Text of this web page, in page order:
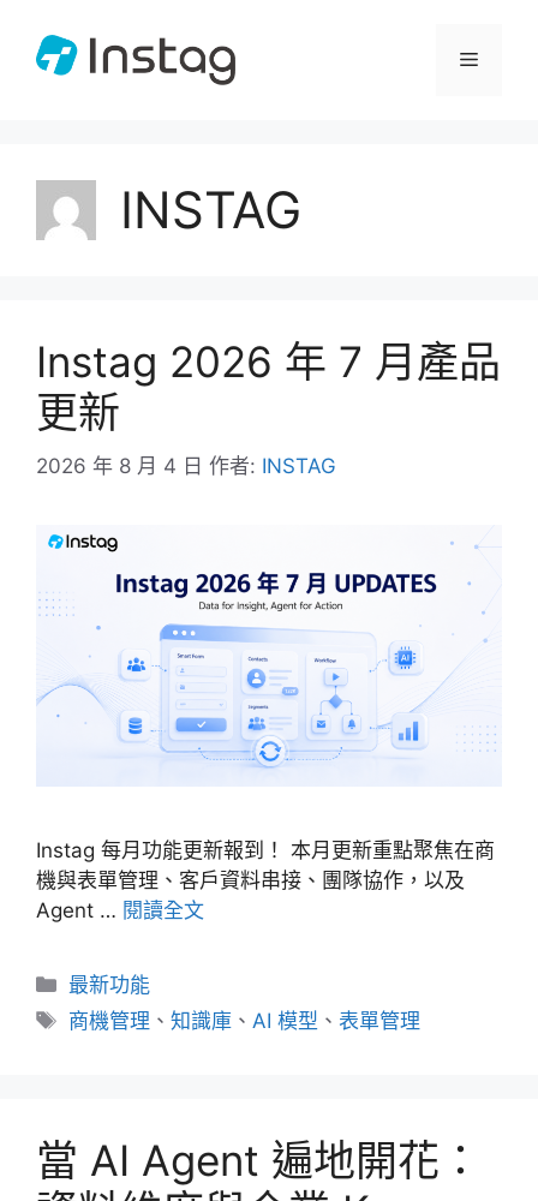
選
INSTAG
Instag 2026 年 7 月產品
更新
2026 年 8 月 4 日 作者: INSTAG
Instag 每月功能更新報到！ 本月更新重點聚焦在商
機與表單管理、客戶資料串接、團隊協作，以及
Agent … 閱讀全文
分
類
最新功能
標
商機管理 、知識庫 、 AI 模型 、 表單管理
當 AI Agent 遍地開花：